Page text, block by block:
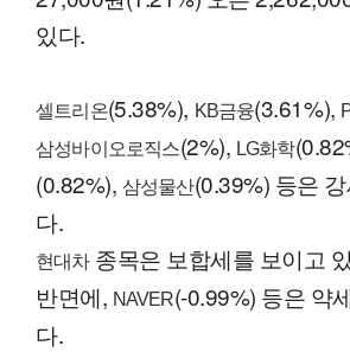
있다.
셀트리온(5.38%), KB금융(3.61%),
삼성바이오로직스(2%), LG화학
(0.82%), 삼성물산(0.39%) 등은
다.
현대차종목은 보합세를 보이고
반면에, NAVER(-0.99%) 등은 약
다.